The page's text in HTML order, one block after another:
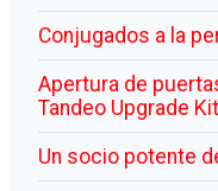
Conjugados a la
Apertura de
Tandeo Upgrade Kit
Un socio potente